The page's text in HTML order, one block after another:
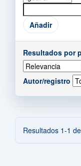
Resultados por
Autor/registro
Resultados 1-1